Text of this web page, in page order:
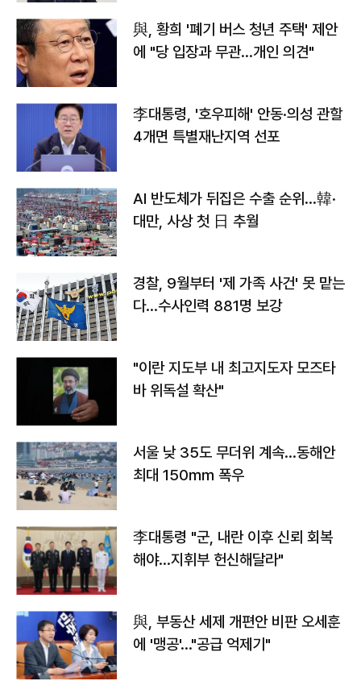
與, 황희 '폐기 버스 청년 주택' 제안
에 "당 입장과 무관…개인 의견"
李대통령, '호우피해' 안동·의성 관할
4개면 특별재난지역 선포
AI 반도체가 뒤집은 수출 순위…韓·
대만, 사상 첫 日 추월
경찰, 9월부터 '제 가족 사건' 못 맡는
다…수사인력 881명 보강
"이란 지도부 내 최고지도자 모즈타
바 위독설 확산"
서울 낮 35도 무더위 계속…동해안
최대 150㎜ 폭우
李대통령 "군, 내란 이후 신뢰 회복
해야…지휘부 헌신해달라"
與, 부동산 세제 개편안 비판 오세훈
에 '맹공'…"공급 억제기"